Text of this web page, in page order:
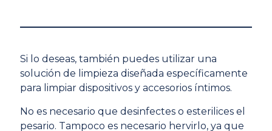
Si lo deseas, también puedes utilizar una
solución de limpieza diseñada específicamente
para limpiar dispositivos y accesorios íntimos.
No es necesario que desinfectes o esterilices el
pesario. Tampoco es necesario hervirlo, ya que